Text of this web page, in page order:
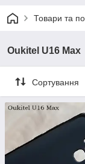
Товари та
Oukitel U16 Max
Сортування